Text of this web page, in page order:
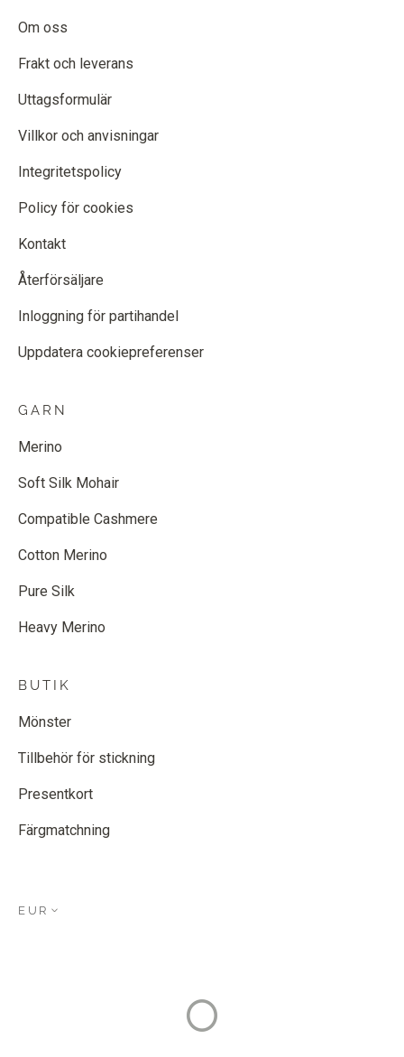
Om oss
Frakt och leverans
Uttagsformulär
Villkor och anvisningar
Integritetspolicy
Policy för cookies
Kontakt
Återförsäljare
Inloggning för partihandel
Uppdatera cookiepreferenser
GARN
Merino
Soft Silk Mohair
Compatible Cashmere
Cotton Merino
Pure Silk
Heavy Merino
BUTIK
Mönster
Tillbehör för stickning
Presentkort
Färgmatchning
EUR